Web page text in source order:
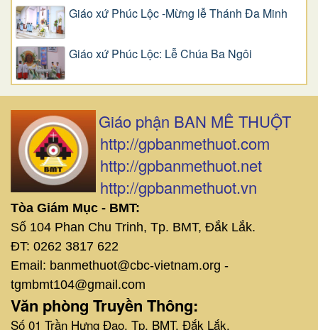
Giáo xứ Phúc Lộc -Mừng lễ Thánh Đa Minh
Giáo xứ Phúc Lộc: Lễ Chúa Ba Ngôi
Giáo phận BAN MÊ THUỘT
http://gpbanmethuot.com
http://gpbanmethuot.net
http://gpbanmethuot.vn
Tòa Giám Mục - BMT:
Số 104 Phan Chu Trinh, Tp. BMT, Đắk Lắk.
ĐT: 0262 3817 622
Email: banmethuot@cbc-vietnam.org -
tgmbmt104@gmail.com
Văn phòng Truyền Thông:
Số 01 Trần Hưng Đạo, Tp. BMT, Đắk Lắk.